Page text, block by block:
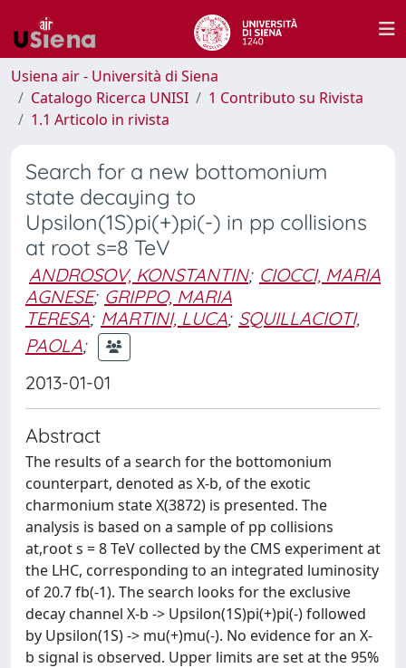
Usiena air - Università di Siena
Catalogo Ricerca UNISI
1 Contributo su Rivista
1.1 Articolo in rivista
Search for a new bottomonium
state decaying to
Upsilon(1S)pi(+)pi(-) in pp collisions
at root s=8 TeV
ANDROSOV, KONSTANTIN; CIOCCI, MARIA
AGNESE; GRIPPO, MARIA
TERESA; MARTINI, LUCA; SQUILLACIOTI,
PAOLA;
2013-01-01
Abstract
The results of a search for the bottomonium
counterpart, denoted as X-b, of the exotic
charmonium state X(3872) is presented. The
analysis is based on a sample of pp collisions
at,root s = 8 TeV collected by the CMS experiment at
the LHC, corresponding to an integrated luminosity
of 20.7 fb(-1). The search looks for the exclusive
decay channel X-b -> Upsilon(1S)pi(+)pi(-) followed
by Upsilon(1S) -> mu(+)mu(-). No evidence for an X-
b signal is observed. Upper limits are set at the 95%